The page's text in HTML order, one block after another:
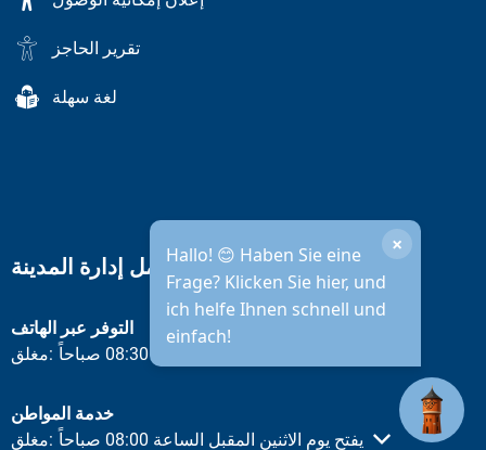
تقرير الحاجز
لغة سهلة
Hallo! 😊 Haben Sie eine
Frage? Klicken Sie hier, und
ich helfe Ihnen schnell und
einfach!
×
ساعات عمل إدارة المدينة
التوفر عبر الهاتف
انقر لإخفاء أوقات الفتح أو الإغلاق الأخرى
مغلق: يفتح يوم الاثنين المقبل الساعة 08:30 صباحاً
خدمة المواطن
انقر لإخفاء أوقات الفتح أو الإغلاق الأخرى
مغلق: يفتح يوم الاثنين المقبل الساعة 08:00 صباحاً